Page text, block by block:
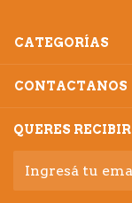
CATEGORÍAS
CONTACTANOS
QUERES